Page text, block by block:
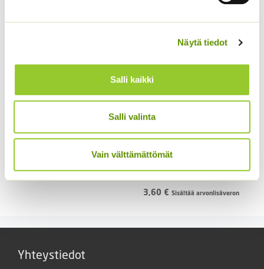
Näytä tiedot
Salli kaikki
Salli valinta
Vain välttämättömät
ALE!
Hintaluokka:
1,90 €
Kaunokainen Roggli
Red
3,60 € Sisältää arvonlisäveron
Yhteystiedot